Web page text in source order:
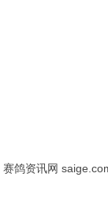
赛鸽资讯网